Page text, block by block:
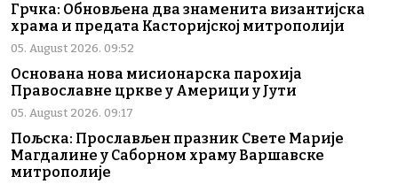
Грчка: Обновљена два знаменита византијска
храма и предата Касторијској митрополији
05. August 2026. 09:52
Основана нова мисионарска парохија
Православне цркве у Америци у Јути
05. August 2026. 09:17
Пољска: Прослављен празник Свете Марије
Магдалине у Саборном храму Варшавске
митрополије